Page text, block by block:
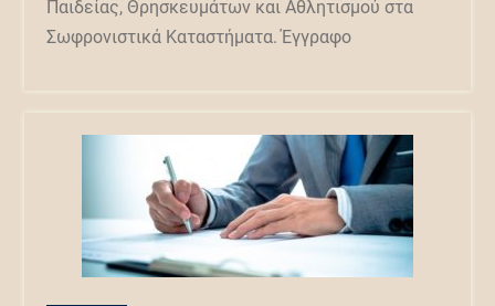
Παιδείας, Θρησκευμάτων και Αθλητισμού στα
Σωφρονιστικά Καταστήματα. Έγγραφο